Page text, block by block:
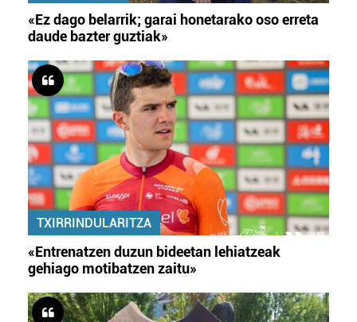
«Ez dago belarrik; garai honetarako oso erreta
daude bazter guztiak»
TXIRRINDULARITZA
«Entrenatzen duzun bideetan lehiatzeak
gehiago motibatzen zaitu»